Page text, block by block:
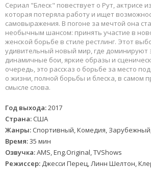
Сериал "Блеск" повествует о Рут, актрисе
которая потеряла работу и ищет
самовыражения. В погоне за мечтой она
необычным шансом: принять участие в
женской борьбе в стиле рестлинг. Этот
удивительный новый мир, где
динамичные бои, яркие образы и
очередь, это рассказ о борьбе за место
о жизни, полной борьбы и блеска, в самом
смысле слова.
Год выхода:2017
Страна: США
Жанры: Спортивный, Комедия,
Время:35 мин
Озвучка:AMS, Eng.Original, TVShows
Режиссер: Джесси Перец, Линн Шелтон,